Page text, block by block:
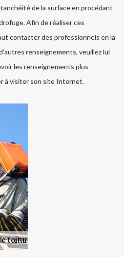
de la surface en procédant
Afin de réaliser ces
contacter des professionnels en la
renseignements, veuillez lui
les renseignements plus
à visiter son site Internet.